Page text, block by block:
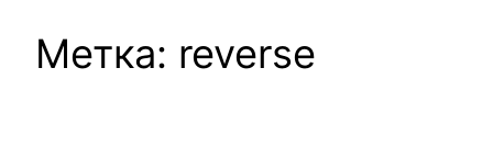
Метка: reverse